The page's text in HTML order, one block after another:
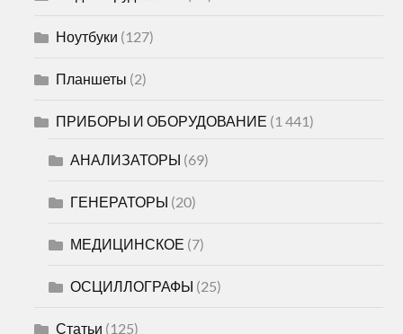
Ноутбуки (127)
Планшеты (2)
ПРИБОРЫ И ОБОРУДОВАНИЕ (1 441)
АНАЛИЗАТОРЫ (69)
ГЕНЕРАТОРЫ (20)
МЕДИЦИНСКОЕ (7)
ОСЦИЛЛОГРАФЫ (25)
Статьи (125)